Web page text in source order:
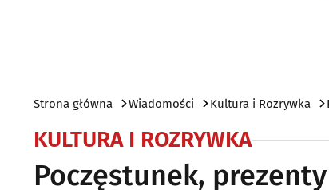
Strona główna Wiadomości Kultura i Rozrywka
KULTURA I ROZRYWKA
Poczęstunek,